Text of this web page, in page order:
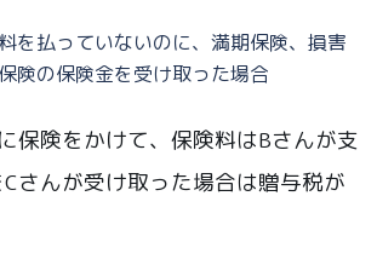
を払っていないのに、満期保険、損害
険の保険金を受け取った場合
保険をかけて、保険料はBさんが支
さんが受け取った場合は贈与税が